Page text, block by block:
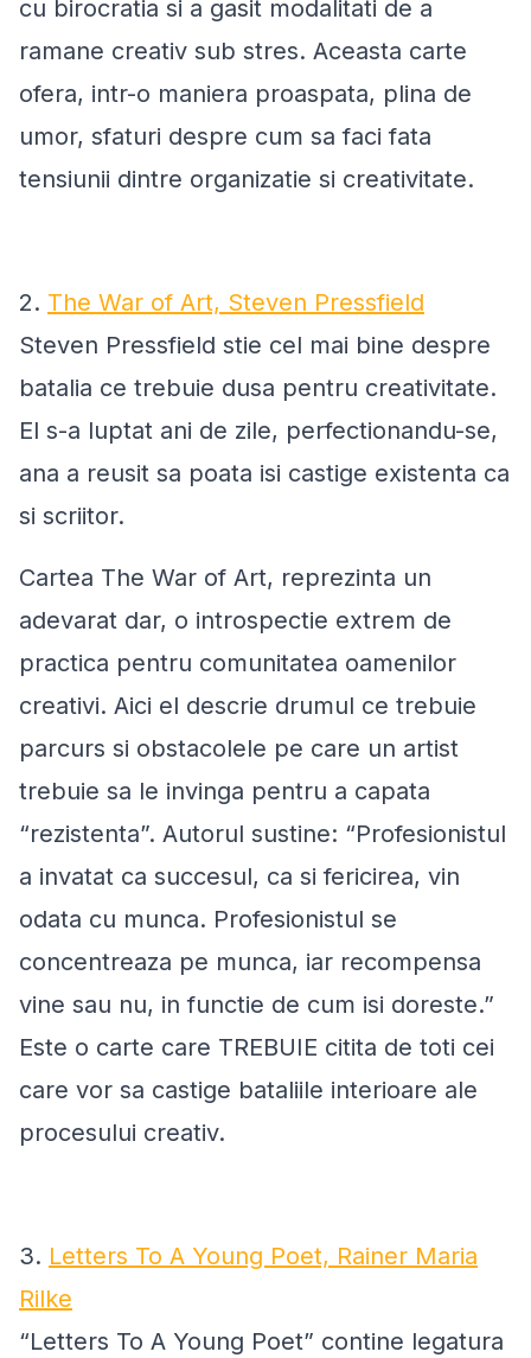
cu birocratia si a gasit modalitati de a
ramane creativ sub stres. Aceasta carte
ofera, intr-o maniera proaspata, plina de
umor, sfaturi despre cum sa faci fata
tensiunii dintre organizatie si creativitate.
2. The War of Art, Steven Pressfield
Steven Pressfield stie cel mai bine despre
batalia ce trebuie dusa pentru creativitate.
El s-a luptat ani de zile, perfectionandu-se,
ana a reusit sa poata isi castige existenta ca
si scriitor.
Cartea The War of Art, reprezinta un
adevarat dar, o introspectie extrem de
practica pentru comunitatea oamenilor
creativi. Aici el descrie drumul ce trebuie
parcurs si obstacolele pe care un artist
trebuie sa le invinga pentru a capata
“rezistenta”. Autorul sustine: “Profesionistul
a invatat ca succesul, ca si fericirea, vin
odata cu munca. Profesionistul se
concentreaza pe munca, iar recompensa
vine sau nu, in functie de cum isi doreste.”
Este o carte care TREBUIE citita de toti cei
care vor sa castige bataliile interioare ale
procesului creativ.
3. Letters To A Young Poet, Rainer Maria
Rilke
“Letters To A Young Poet” contine legatura